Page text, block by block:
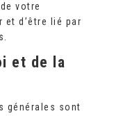
votre
et d’être lié par
et de la
générales sont